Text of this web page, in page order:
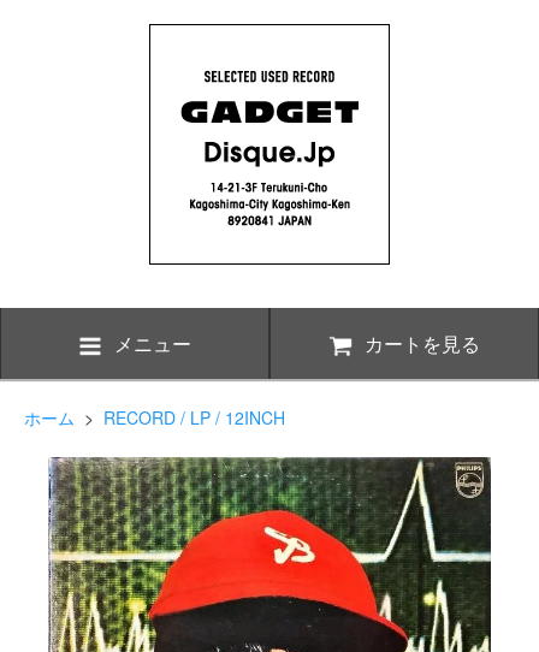
メニュー カートを見る
ホーム > RECORD / LP / 12INCH